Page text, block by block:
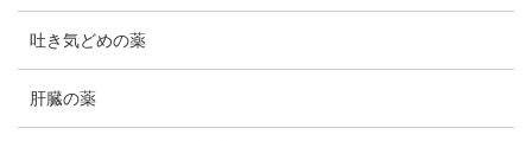
吐き気どめの薬
肝臓の薬